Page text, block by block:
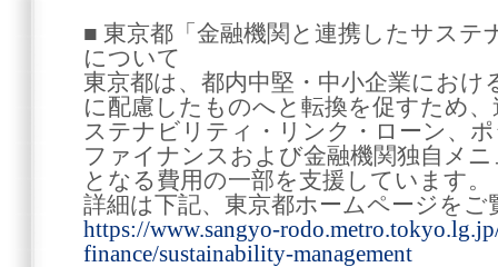
■ 東京都「金融機関と連携したサステ
について
東京都は、都内中堅・中小企業にお
に配慮したものへと転換を促すため
ステナビリティ・リンク・ローン、
ファイナンスおよび金融機関独自メ
となる費用の一部を支援しています。
詳細は下記、東京都ホームページをご
https://www.sangyo-
finance/sustainability-management